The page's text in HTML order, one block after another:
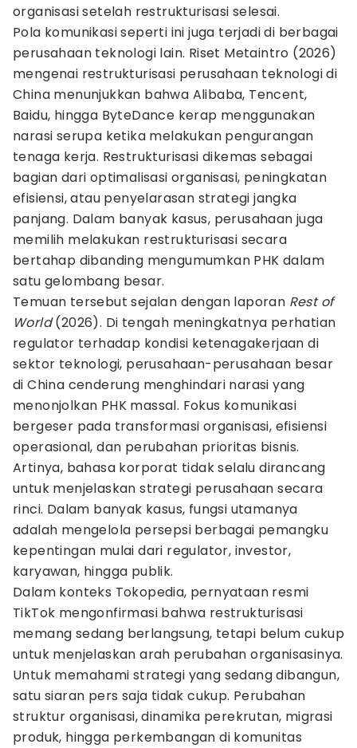
organisasi setelah restrukturisasi selesai.
Pola komunikasi seperti ini juga terjadi di berbagai
perusahaan teknologi lain. Riset Metaintro (2026)
mengenai restrukturisasi perusahaan teknologi di
China menunjukkan bahwa Alibaba, Tencent,
Baidu, hingga ByteDance kerap menggunakan
narasi serupa ketika melakukan pengurangan
tenaga kerja. Restrukturisasi dikemas sebagai
bagian dari optimalisasi organisasi, peningkatan
efisiensi, atau penyelarasan strategi jangka
panjang. Dalam banyak kasus, perusahaan juga
memilih melakukan restrukturisasi secara
bertahap dibanding mengumumkan PHK dalam
satu gelombang besar.
Temuan tersebut sejalan dengan laporan Rest of
World(2026). Di tengah meningkatnya perhatian
regulator terhadap kondisi ketenagakerjaan di
sektor teknologi, perusahaan-perusahaan besar
di China cenderung menghindari narasi yang
menonjolkan PHK massal. Fokus komunikasi
bergeser pada transformasi organisasi, efisiensi
operasional, dan perubahan prioritas bisnis.
Artinya, bahasa korporat tidak selalu dirancang
untuk menjelaskan strategi perusahaan secara
rinci. Dalam banyak kasus, fungsi utamanya
adalah mengelola persepsi berbagai pemangku
kepentingan mulai dari regulator, investor,
karyawan, hingga publik.
Dalam konteks Tokopedia, pernyataan resmi
TikTok mengonfirmasi bahwa restrukturisasi
memang sedang berlangsung, tetapi belum cukup
untuk menjelaskan arah perubahan organisasinya.
Untuk memahami strategi yang sedang dibangun,
satu siaran pers saja tidak cukup. Perubahan
struktur organisasi, dinamika perekrutan, migrasi
produk, hingga perkembangan di komunitas